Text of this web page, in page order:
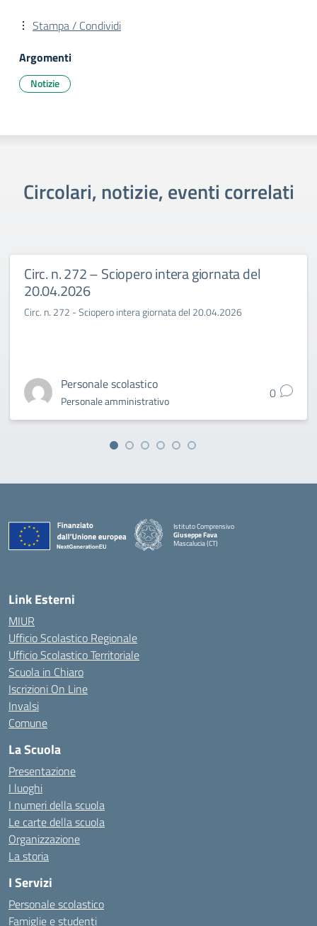
Stampa / Condividi
Argomenti
Notizie
Circolari, notizie, eventi correlati
Circ. n. 272 – Sciopero intera giornata del
20.04.2026
Circ. n. 272 - Sciopero intera giornata del 20.04.2026
Personale scolastico
Personale amministrativo 0
Istituto Comprensivo
Giuseppe Fava
Mascalucia (CT)
Link Esterni
MIUR
Ufficio Scolastico Regionale
Ufficio Scolastico Territoriale
Scuola in Chiaro
Iscrizioni On Line
Invalsi
Comune
La Scuola
Presentazione
I luoghi
I numeri della scuola
Le carte della scuola
Organizzazione
La storia
I Servizi
Personale scolastico
Famiglie e studenti